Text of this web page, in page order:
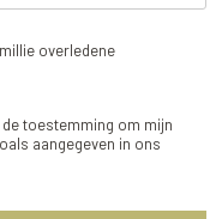
overledene
toestemming om mijn
aangegeven in ons